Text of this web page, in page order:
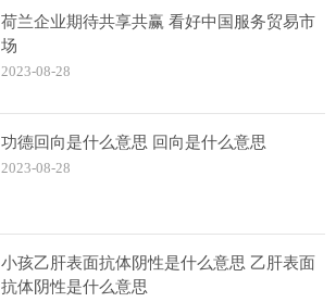
荷兰企业期待共享共赢 看好中国服务贸易市
场
2023-08-28
功德回向是什么意思 回向是什么意思
2023-08-28
小孩乙肝表面抗体阴性是什么意思 乙肝表面
抗体阴性是什么意思